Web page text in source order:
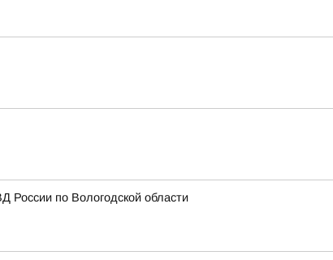
России по Вологодской области